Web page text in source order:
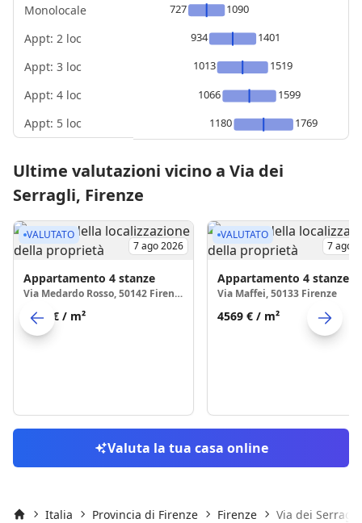
Monolocale
Appt: 2 loc
Appt: 3 loc
Appt: 4 loc
Appt: 5 loc
727
1090
934
1401
1013
1519
1066
1599
1180
1769
Ultime valutazioni vicino a Via dei
Serragli, Firenze
VALUTATO
7 ago 2026
Appartamento 4 stanze
Via Medardo Rosso, 50142 Firenze
2836 € / m²
VALUTATO
7 ago
Appartamento 4 stanze
Via Maffei, 50133 Firenze
4569 € / m²
Valuta la tua casa online
Italia Provincia di Firenze Firenze Via dei Serragli